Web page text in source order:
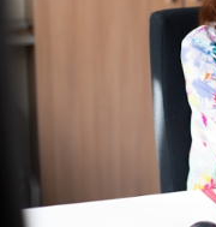
Leichte Sprache
Gebärdensprache